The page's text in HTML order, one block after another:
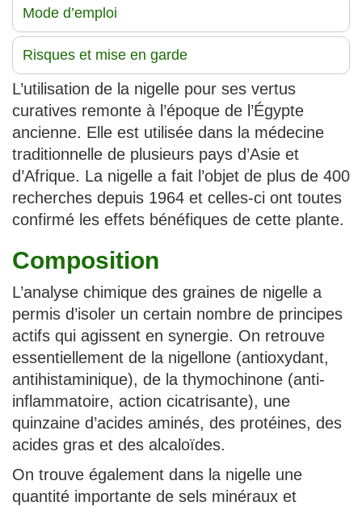
Mode d’emploi
Risques et mise en garde
L’utilisation de la nigelle pour ses vertus
curatives remonte à l’époque de l’Égypte
ancienne. Elle est utilisée dans la médecine
traditionnelle de plusieurs pays d’Asie et
d’Afrique. La nigelle a fait l’objet de plus de 400
recherches depuis 1964 et celles-ci ont toutes
confirmé les effets bénéfiques de cette plante.
Composition
L’analyse chimique des graines de nigelle a
permis d’isoler un certain nombre de principes
actifs qui agissent en synergie. On retrouve
essentiellement de la nigellone (antioxydant,
antihistaminique), de la thymochinone (anti-
inflammatoire, action cicatrisante), une
quinzaine d’acides aminés, des protéines, des
acides gras et des alcaloïdes.
On trouve également dans la nigelle une
quantité importante de sels minéraux et